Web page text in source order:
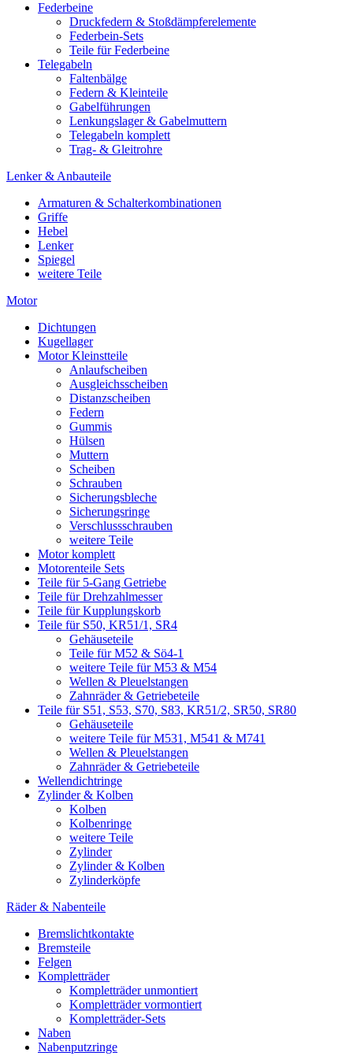
Federbeine
Druckfedern & Stoßdämpferelemente
Federbein-Sets
Teile für Federbeine
Telegabeln
Faltenbälge
Federn & Kleinteile
Gabelführungen
Lenkungslager & Gabelmuttern
Telegabeln komplett
Trag- & Gleitrohre
Lenker & Anbauteile
Armaturen & Schalterkombinationen
Griffe
Hebel
Lenker
Spiegel
weitere Teile
Motor
Dichtungen
Kugellager
Motor Kleinstteile
Anlaufscheiben
Ausgleichsscheiben
Distanzscheiben
Federn
Gummis
Hülsen
Muttern
Scheiben
Schrauben
Sicherungsbleche
Sicherungsringe
Verschlussschrauben
weitere Teile
Motor komplett
Motorenteile Sets
Teile für 5-Gang Getriebe
Teile für Drehzahlmesser
Teile für Kupplungskorb
Teile für S50, KR51/1, SR4
Gehäuseteile
Teile für M52 & Sö4-1
weitere Teile für M53 & M54
Wellen & Pleuelstangen
Zahnräder & Getriebeteile
Teile für S51, S53, S70, S83, KR51/2, SR50, SR80
Gehäuseteile
weitere Teile für M531, M541 & M741
Wellen & Pleuelstangen
Zahnräder & Getriebeteile
Wellendichtringe
Zylinder & Kolben
Kolben
Kolbenringe
weitere Teile
Zylinder
Zylinder & Kolben
Zylinderköpfe
Räder & Nabenteile
Bremslichtkontakte
Bremsteile
Felgen
Kompletträder
Kompletträder unmontiert
Kompletträder vormontiert
Kompletträder-Sets
Naben
Nabenputzringe